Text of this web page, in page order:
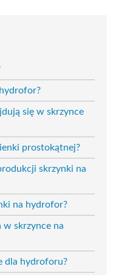
się w skrzynce
prostokątnej?
skrzynki na
na hydrofor?
w skrzynce na
dla hydroforu?